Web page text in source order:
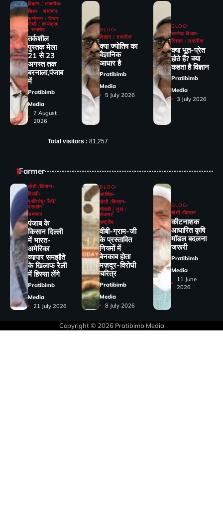
विज्ञान / तकनीक
शिक्षा
समाचार
सम्मेलन / विचार
गोष्ठी / कार्यक्रम
/ समारोह
तर्कशील
पुस्तक मेला
21 से 23
अगस्त तक
बरनाला,पंजाब
में
Pratibimb
Media
7 August
2026
BLOG
विज्ञान / तकनीक
क्या ज्योतिष का
वैज्ञानिक
आधार है
Pratibimb
Media
5 July 2026
BLOG
आलेख विचार
विज्ञान / तकनीक
क्या भूत-प्रेत
होते हैं? क्या
कहता है विज्ञान
Pratibimb
Media
3 July 2026
Total visitors : 81,257
Farmer
खेती /किसान
दिल्ली
प्रतिरोध/ रैली/
प्रदर्शन
समाचार
पंजाब के
किसान दिल्ली
में भारत-
अमेरिका
व्यापार समझौते
के खिलाफ रैली
में हिस्सा लेंगे
Pratibimb
Media
21 July 2026
BLOG
आर्थिक
खेती /किसान
नौकरी / युवा /
रोजगार
राष्ट्रीय
वीबी-ग्राम-जी
के प्रस्तावित
नियमों में
बेनकाब होता
मज़दूर-विरोधी
चरित्र
Pratibimb
Media
8 July 2026
BLOG
खेती /किसान
कीटनाशक
आधारित कृषि
मॉडल बदलना
जरूरी
Pratibimb
Media
11 June
2026
Copyright © 2026 Pratibimb Media